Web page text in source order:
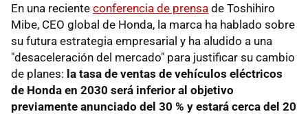
En una reciente conferencia de prensa de Toshihiro
Mibe, CEO global de Honda, la marca ha hablado sobre
su futura estrategia empresarial y ha aludido a una
"desaceleración del mercado" para justificar su cambio
de planes: la tasa de ventas de vehículos eléctricos
de Honda en 2030 será inferior al objetivo
previamente anunciado del 30 % y estará cerca del 20